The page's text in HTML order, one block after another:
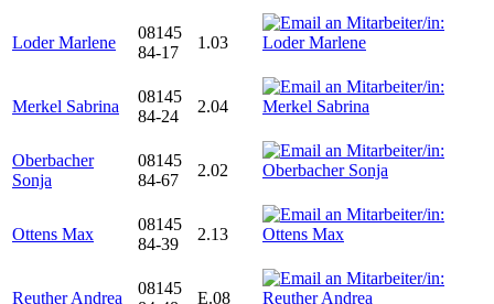
Loder Marlene
08145
84-17
1.03
Merkel Sabrina
08145
84-24
2.04
Oberbacher
Sonja
08145
84-67
2.02
Ottens Max
08145
84-39
2.13
Reuther Andrea
08145
E.08